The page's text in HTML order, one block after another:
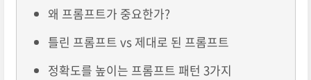
왜 프롬프트가 중요한가?
틀린 프롬프트 vs 제대로 된 프롬프트
정확도를 높이는 프롬프트 패턴 3가지